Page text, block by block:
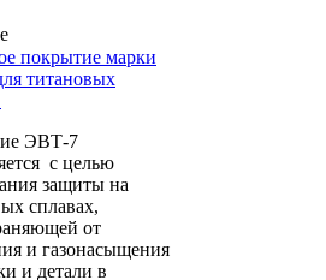
покрытие марки
титановых
ЭВТ-7
с целью
защиты на
сплавах,
от
и газонасыщения
и детали в